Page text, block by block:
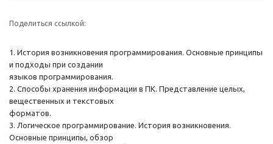
Поделиться ссылкой:
1. История возникновения программирования. Основные принципы
и подходы при создании
языков программирования.
2. Способы хранения информации в ПК. Представление целых,
вещественных и текстовых
форматов.
3. Логическое программирование. История возникновения.
Основные принципы, обзор